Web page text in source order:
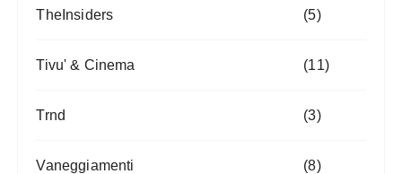
TheInsiders (5)
Tivu' & Cinema (11)
Trnd (3)
Vaneggiamenti (8)